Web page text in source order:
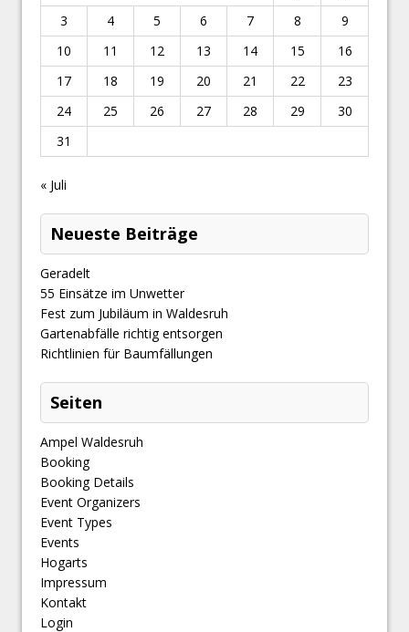
3
4 5 6 7 8
9
10
11 12 13 14 15
16
17
18 19 20 21 22
23
24
25 26 27 28 29
30
31
« Juli
Neueste Beiträge
Geradelt
​55 Einsätze im Unwetter
Fest zum Jubiläum in Waldesruh
Gartenabfälle richtig entsorgen
Richtlinien für Baumfällungen
Seiten
Ampel Waldesruh
Booking
Booking Details
Event Organizers
Event Types
Events
Hogarts
Impressum
Kontakt
Login